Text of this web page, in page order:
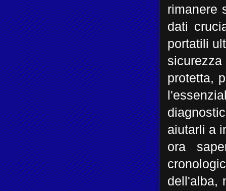
rimanere
dati
portatili
protetta,
aiutarli a
ora
dell'alba,